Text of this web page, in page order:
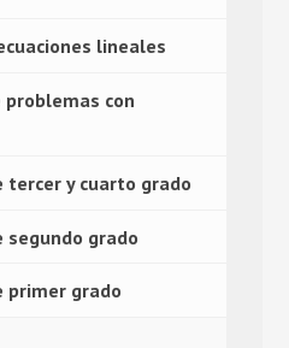
lineales
problemas con
tercer y cuarto grado
segundo grado
primer grado